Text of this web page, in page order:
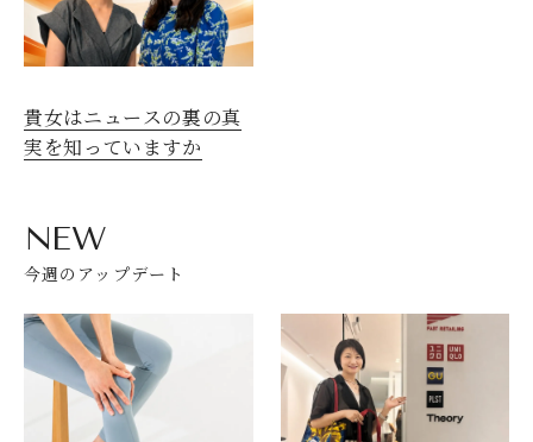
貴女はニュースの裏の真
実を知っていますか
NEW
今週のアップデート